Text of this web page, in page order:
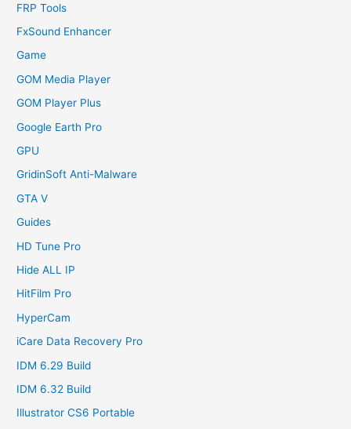
FRP Tools
FxSound Enhancer
Game
GOM Media Player
GOM Player Plus
Google Earth Pro
GPU
GridinSoft Anti-Malware
GTA V
Guides
HD Tune Pro
Hide ALL IP
HitFilm Pro
HyperCam
iCare Data Recovery Pro
IDM 6.29 Build
IDM 6.32 Build
Illustrator CS6 Portable